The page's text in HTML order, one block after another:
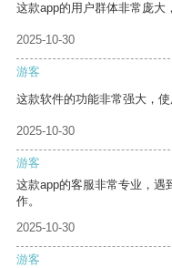
这款app的用户群体非常庞大
2025-10-30
游客
这款软件的功能非常强大，使
2025-10-30
游客
这款app的客服非常专业，遇
作。
2025-10-30
游客